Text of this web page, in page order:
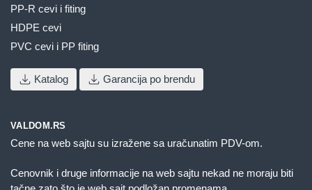
PP-R cevi i fiting
HDPE cevi
PVC cevi i PP fiting
Katalog Garancija po brendu
VALDOM.RS
Cene na web sajtu su izražene sa uračunatim PDV-om.
Cenovnik i druge informacije na web sajtu nekad ne moraju biti